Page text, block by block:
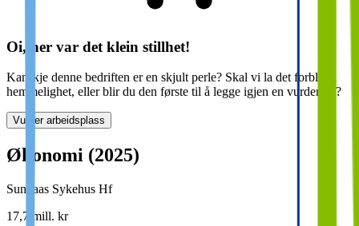
Oi, her var det klein stillhet!
Kanskje denne bedriften er en skjult perle? Skal vi la det forbli en
hemmelighet, eller blir du den første til å legge igjen en vurdering?
Vurder arbeidsplass
Økonomi (2025)
Sunnaas Sykehus Hf
17,7 mill. kr